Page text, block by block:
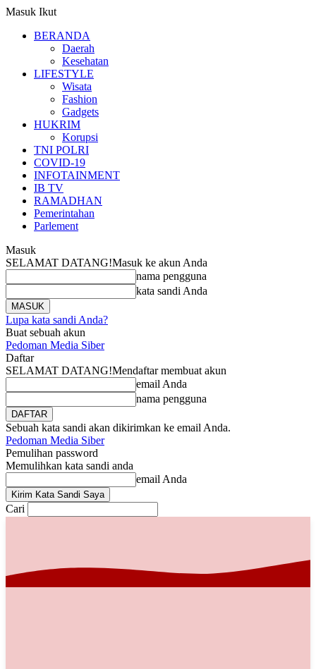
Masuk Ikut
BERANDA
Daerah
Kesehatan
LIFESTYLE
Wisata
Fashion
Gadgets
HUKRIM
Korupsi
TNI POLRI
COVID-19
INFOTAINMENT
IB TV
RAMADHAN
Pemerintahan
Parlement
Masuk
SELAMAT DATANG!Masuk ke akun Anda
nama pengguna
kata sandi Anda
Lupa kata sandi Anda?
Buat sebuah akun
Pedoman Media Siber
Daftar
SELAMAT DATANG!Mendaftar membuat akun
email Anda
nama pengguna
Sebuah kata sandi akan dikirimkan ke email Anda.
Pedoman Media Siber
Pemulihan password
Memulihkan kata sandi anda
email Anda
Cari